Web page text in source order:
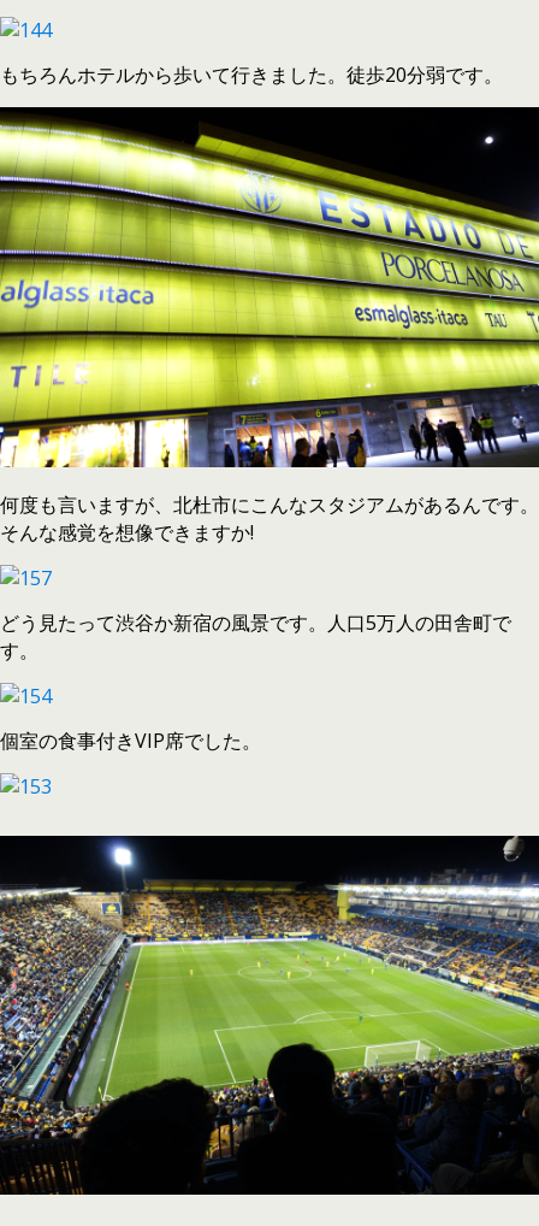
もちろんホテルから歩いて行きました。徒歩20分弱です。
何度も言いますが、北杜市にこんなスタジアムがあるんです。
そんな感覚を想像できますか!
どう見たって渋谷か新宿の風景です。人口5万人の田舎町で
す。
個室の食事付きVIP席でした。